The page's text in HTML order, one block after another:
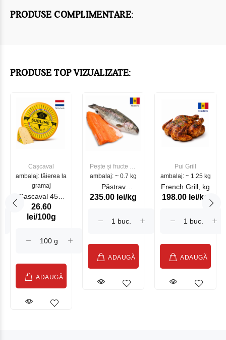
PRODUSE COMPLIMENTARE:
PRODUSE TOP VIZUALIZATE:
Cașcaval
ambalaj: tăierea la
gramaj
Cascaval 45%
Maasdam
Sublime Cow
26.60
lei/100g
ADAUGĂ
Pește și fructe de
mare
ambalaj: ~ 0.7 kg
Păstrav
Somonat
235.00 lei/kg
ADAUGĂ
Pui Grill
ambalaj: ~ 1.25 kg
French Grill, kg
198.00 lei/kg
ADAUGĂ